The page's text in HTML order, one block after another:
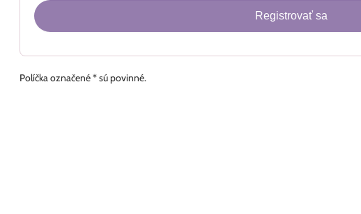
Registrovať sa
Políčka označené * sú povinné.